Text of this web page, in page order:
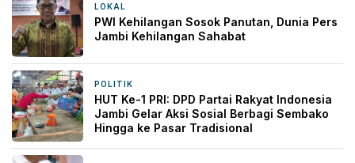
LOKAL
PWI Kehilangan Sosok Panutan, Dunia Pers
Jambi Kehilangan Sahabat
POLITIK
HUT Ke-1 PRI: DPD Partai Rakyat Indonesia
Jambi Gelar Aksi Sosial Berbagi Sembako
Hingga ke Pasar Tradisional